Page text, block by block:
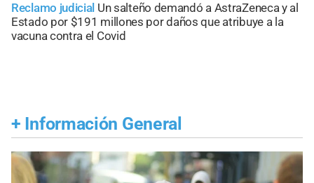
Reclamo judicial Un salteño demandó a AstraZeneca y al
Estado por $191 millones por daños que atribuye a la
vacuna contra el Covid
+ Información General